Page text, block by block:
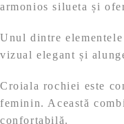
armonios silueta și
Unul dintre
vizual elegant și
Croiala rochiei este
feminin. Această
confortabilă.